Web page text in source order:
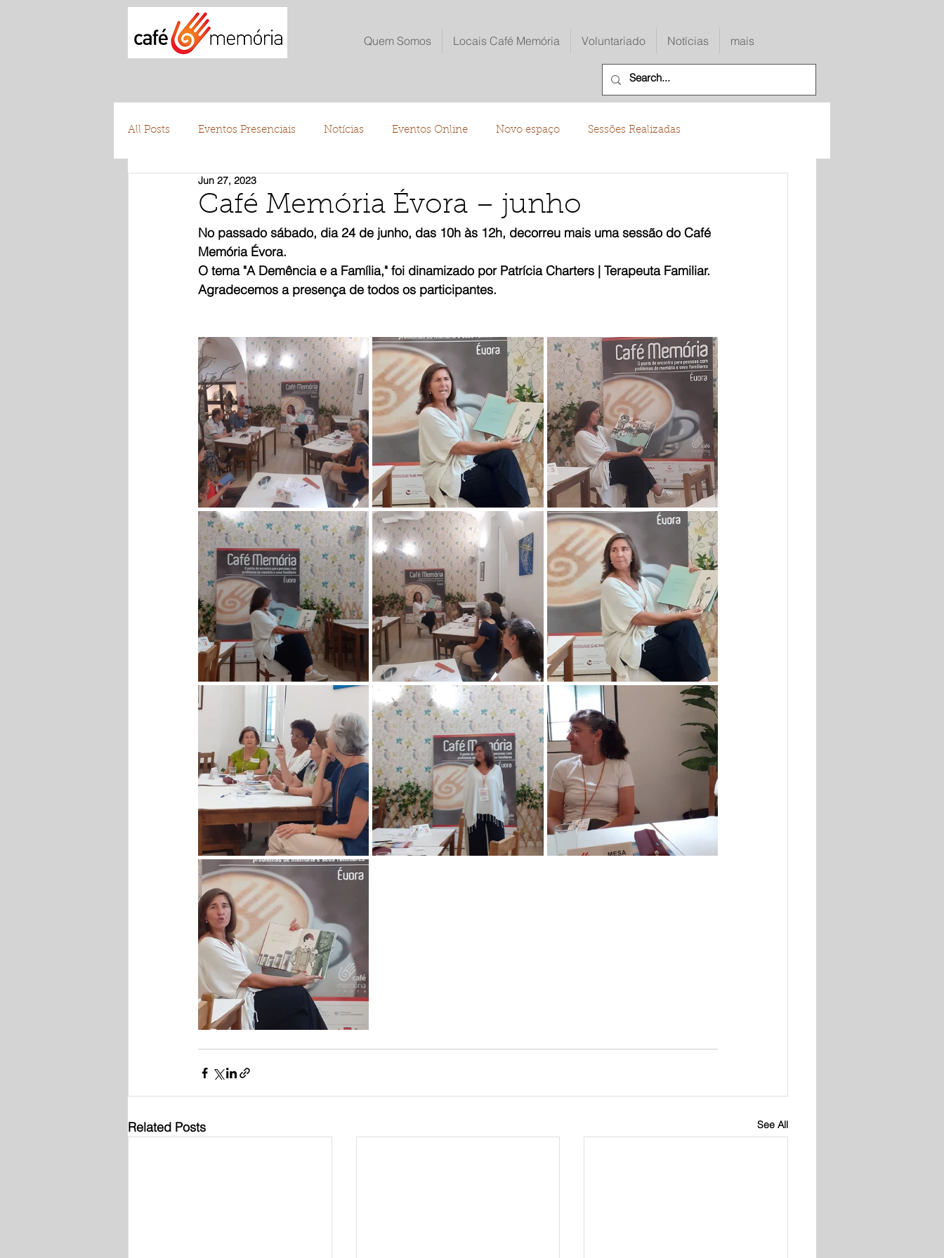
Quem Somos Locais Café Memória Voluntariado Notícias mais
All Posts Eventos Presenciais Notícias Eventos Online Novo espaço Sessões Realizadas
Testemunhos Voluntariado
Café Memória Évora – junho
Jun 27, 2023
No passado sábado, dia 24 de junho, das 10h às 12h, decorreu mais uma sessão do Café
Memória Évora.
O tema "A Demência e a Família," foi dinamizado por Patrícia Charters | Terapeuta Familiar.
Agradecemos a presença de todos os participantes.
Related Posts See All